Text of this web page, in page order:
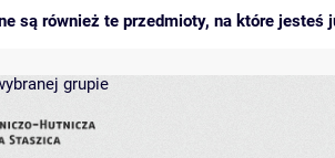
są również te przedmioty, na które jesteś
grupie